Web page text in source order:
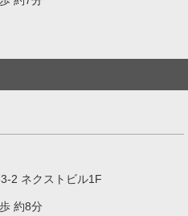
2 ネクストビル1F
約8分